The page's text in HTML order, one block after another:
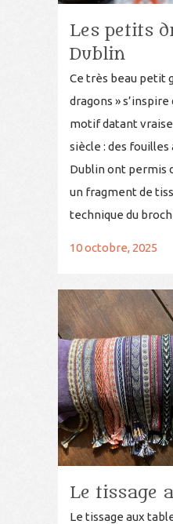
Les petits
Dublin
Ce très beau petit
dragons »
motif datant
siècle : des
Dublin ont permis
un fragment de
technique du
10 octobre, 2025
Le tissage
Le tissage aux